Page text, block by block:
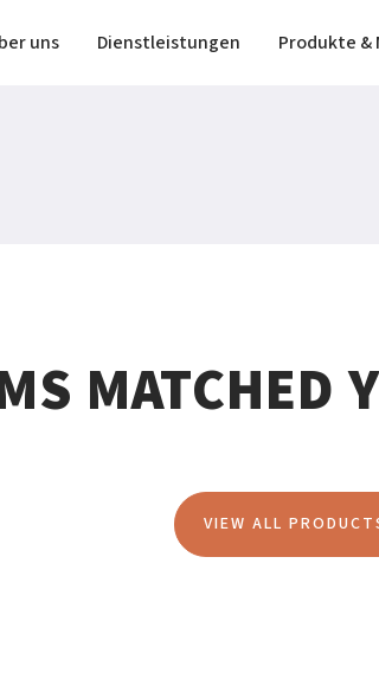
uns Dienstleistungen Produkte &
MATCHED
VIEW ALL